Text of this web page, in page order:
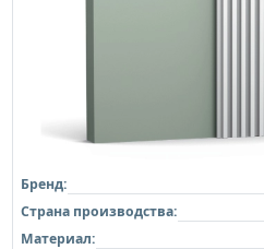
Бренд:
Страна производства:
Материал: